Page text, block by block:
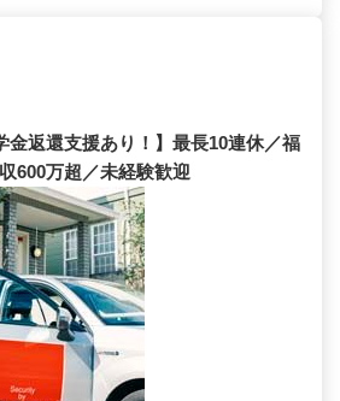
金返還支援あり！】最長10連休／福
600万超／未経験歓迎